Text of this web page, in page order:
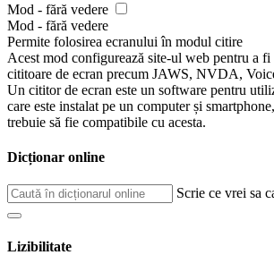
Mod - fără vedere
Mod - fără vedere
Permite folosirea ecranului în modul citire
Acest mod configurează site-ul web pentru a
cititoare de ecran precum JAWS, NVDA,
Un cititor de ecran este un software pentru
care este instalat pe un computer și
trebuie să fie compatibile cu acesta.
Dicționar online
Scrie ce vrei sa
Lizibilitate